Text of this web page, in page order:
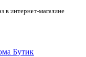
в интернет-магазине